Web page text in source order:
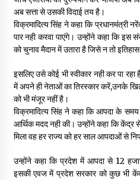
अब सत्ता से उसकी विदाई तय है।
विक्रमादित्य सिंह ने कहा कि प्रधानमंत्री
पार नही करवा पाएंगे। उन्होंने कहा कि इस
को चुनाव मैदान में उतारा है जिसे न तो
इसलिए उसे कोई भी स्वीकार नही कर पा
में अपने ही नेताओं का तिरस्कार करें,उनके
को भी मंजूर नहीं है।
विक्रमादित्य सिंह ने कहा कि आपदा के
आर्थिक मदद नही की। उन्होंने कहा कि केंद्र
मिला वह हर राज्य को हर साल आपदाओं से
उन्होंने कहा कि प्रदेश में आपदा से 12
इसकी एवज में प्रदेश सरकार को कुछ भी